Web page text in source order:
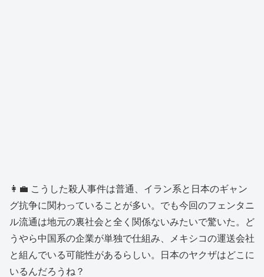
👩‍💼 こうした殺人事件は普通、イラン系と日本のギャン
グ抗争に関わっていることが多い。でも今回のフェンタニ
ル流通は地元の裏社会と全く関係ないみたいで驚いた。ど
うやら中国系の企業が単独で仕組み、メキシコの運送会社
と組んでいる可能性があるらしい。日本のヤクザはどこに
いるんだろうね？